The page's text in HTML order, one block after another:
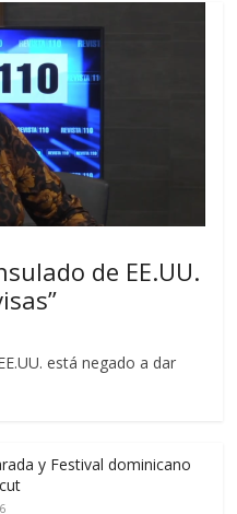
de EE.UU.
está negado a dar
y Festival dominicano